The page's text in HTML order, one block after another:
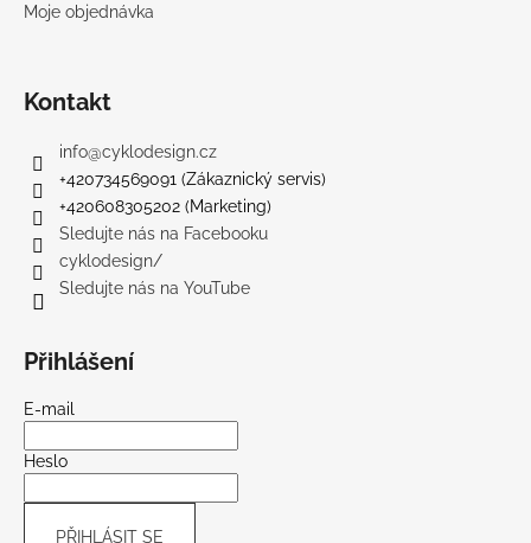
Moje objednávka
Kontakt
info@cyklodesign.cz
+420734569091 (Zákaznický servis)
+420608305202 (Marketing)
Sledujte nás na Facebooku
cyklodesign/
Sledujte nás na YouTube
Přihlášení
E-mail
Heslo
PŘIHLÁSIT SE